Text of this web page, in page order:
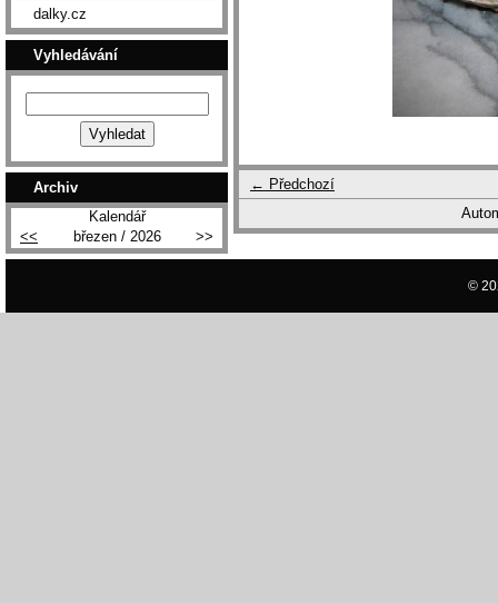
← Předchozí
dalky.cz
Vyhledávání
Archiv
Kalendář
<<
březen / 2026 >>
©